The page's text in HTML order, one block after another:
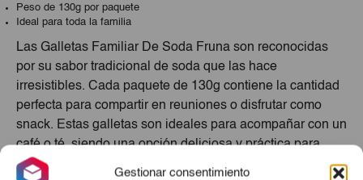
Gestionar consentimiento
Peso de 130g por paquete
Ideal para toda la familia
Las Galletas Familiar De Soda Fruna son reconocidas
por su sabor tradicional de soda que las hace
irresistibles. Cada paquete de 130g contiene la cantidad
perfecta para compartir en reuniones o disfrutar como
snack. Estas galletas son ideales para acompañar con un
café o té, siendo una opción deliciosa y práctica para
cualquier ocasión.